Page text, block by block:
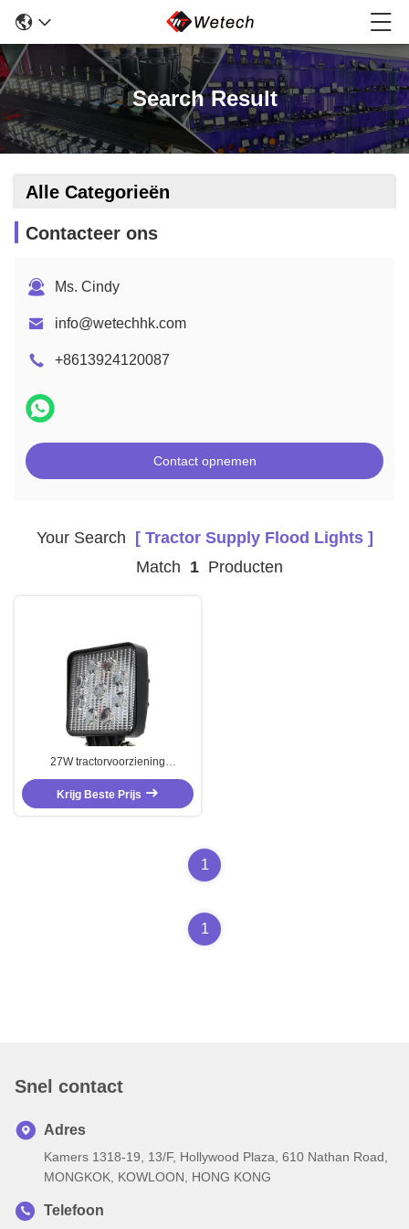
Search Result
Alle Categorieën
Contacteer ons
Ms. Cindy
info@wetechhk.com
+8613924120087
Contact opnemen
Your Search [ Tractor Supply Flood Lights ]
Match 1Producten
27W tractorvoorziening
overstroming lichten wit werk licht
met schakelaar
Krijg Beste Prijs
1
1
Snel contact
Adres
Kamers 1318-19, 13/F, Hollywood Plaza, 610 Nathan Road,
MONGKOK, KOWLOON, HONG KONG
Telefoon